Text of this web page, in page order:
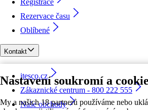
Nastavení soukromí a
My a našich 18 partnerů používáme nebo
Rezervace času
Oblíbené
Kontakt
itesco.cz
Zákaznické centrum - 800 222 555
Naše obchody